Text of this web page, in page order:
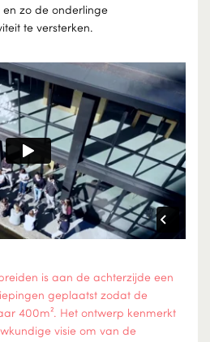
zo de onderlinge
te versterken.
is aan de achterzijde een
geplaatst zodat de
400m². Het ontwerp kenmerkt
visie om van de